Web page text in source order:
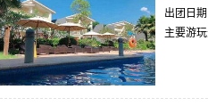
出团日期
主要游玩